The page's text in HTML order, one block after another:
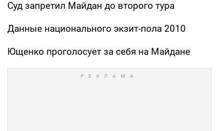
Суд запретил Майдан до второго тура
Данные национального экзит-пола 2010
Ющенко проголосует за себя на Майдане